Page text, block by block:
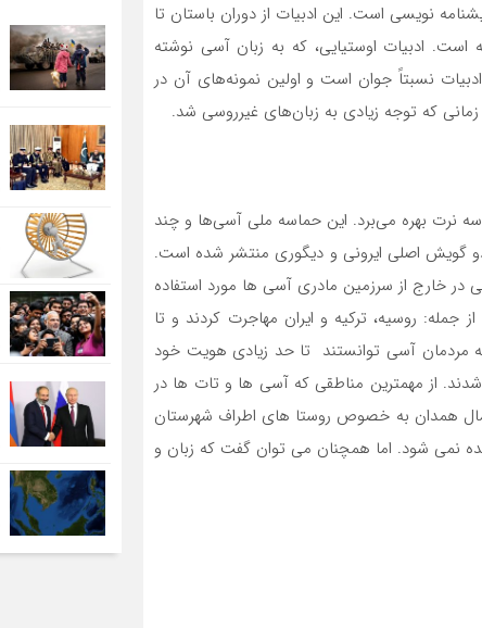
نویسی است. این ادبیات از دوران باستان تا
ادبیات اوستیایی، که به زبان آسی نوشته
نسبتاً جوان است و اولین نمونه‌های آن در
نرت بهره می‌برد. این حماسه ملی آسی‌ها و چند
اصلی ایرونی و دیگوری منتشر شده است.
خارج از سرزمین مادری آسی ها مورد استفاده
روسیه، ترکیه و ایران مهاجرت کردند و تا
مردمان آسی توانستند تا حد زیادی هویت خود
شدند. از مهمترین مناطقی که آسی ها و تات ها در
همدان به خصوص روستا های اطراف شهرستان
نمی شود. اما همچنان می توان گفت که زبان و